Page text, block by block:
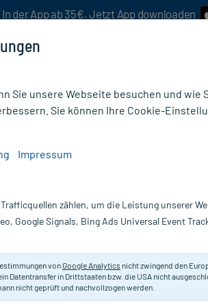
der App ab 35€. Jetzt App downloaden
Versand* ab 19€ Mindestbestellwert!
RAUSCH
Kopfhaut-Conditioner bei fettigen
Sie unsere Webseite besuchen und wie
Sie können Ihre Cookie-
Impressum
zählen, um die Leistung unserer
Google Signals, Bing Ads Universal Event
vonGoogle Analytics nicht zwingend den
Datentransfer in Drittstaaten bzw. die USA nicht
nicht geprüft und nachvollzogen werden.